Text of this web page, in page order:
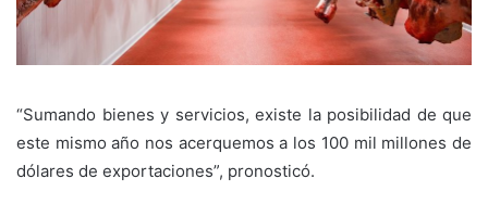
“Sumando bienes y servicios, existe la posibilidad de que
este mismo año nos acerquemos a los 100 mil millones de
dólares de exportaciones”, pronosticó.